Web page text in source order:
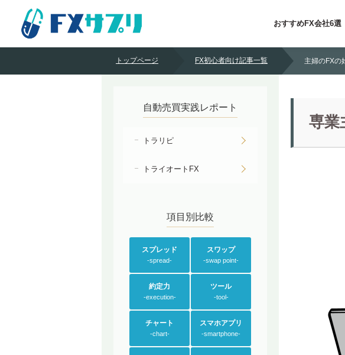
おすすめFX会社6選
トップページ FX初心者向け記事一覧 主婦のFXの
専業
自動売買実践レポート
トラリピ
トライオートFX
項目別比較
スプレッド
-spread-
スワップ
-swap point-
約定力
-execution-
ツール
-tool-
チャート
-chart-
スマホアプリ
-smartphone-